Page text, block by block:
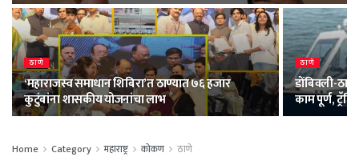
ठाणे
‘महाराजस्व समाधान शिबिरा’त ठाण्यात ७६ हजार
कुटुंबांना शासकीय योजनांचा लाभ
ठाणे
डोंबिवली-
काम पूर्ण,
Home Category महाराष्ट्र कोकण ठाणे